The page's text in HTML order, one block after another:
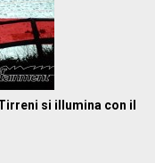
si illumina con il